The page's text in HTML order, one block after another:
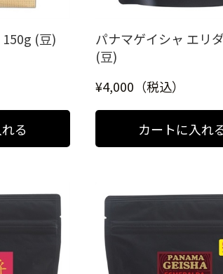
(豆)
パナマゲイシャ エリ
(豆)
¥4,000（税込）